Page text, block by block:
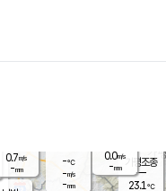
가평조종
23.1℃
-℃
-m/s
-mm
0.0m/s
-mm
0.7m/s
-mm